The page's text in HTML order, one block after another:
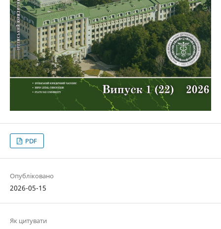
PDF
Опубліковано
2026-05-15
Як цитувати